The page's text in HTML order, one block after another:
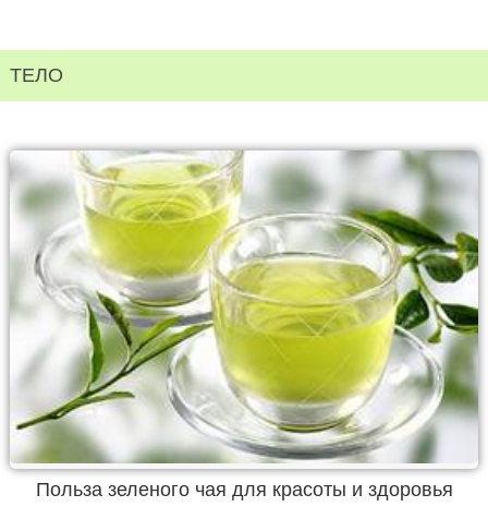
ТЕЛО
Польза зеленого чая для красоты и здоровья